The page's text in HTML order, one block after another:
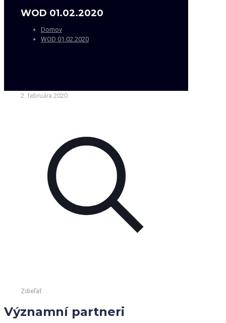
WOD 01.02.2020
Domov
WOD 01.02.2020
2. februára 2020
Zdieľať
Významní partneri